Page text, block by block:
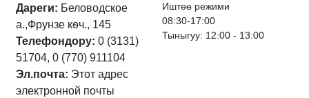
Дареги: Беловодское
а.,Фрунзе кѳч., 145
Телефондору: 0 (3131)
51704, 0 (770) 911104
Эл.почта: Этот адрес
электронной почты
Иштѳѳ режими
08:30-17:00
Тыныгуу: 12:00 - 13:00